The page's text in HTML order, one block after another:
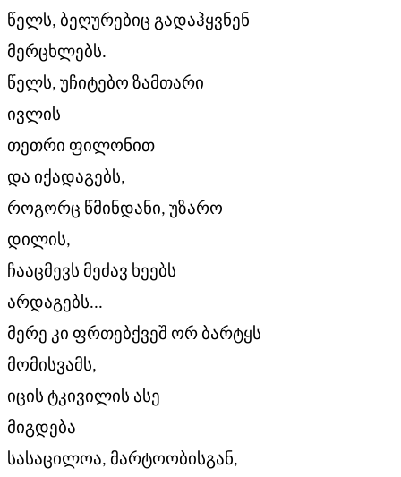
წელს, ბეღურებიც გადაჰყვნენ
მერცხლებს.
წელს, უჩიტებო ზამთარი
ივლის
თეთრი ფილონით
და იქადაგებს,
როგორც წმინდანი, უზარო
დილის,
ჩააცმევს მეძავ ხეებს
არდაგებს...
მერე კი ფრთებქვეშ ორ ბარტყს
მომისვამს,
იცის ტკივილის ასე
მიგდება
სასაცილოა, მარტოობისგან,